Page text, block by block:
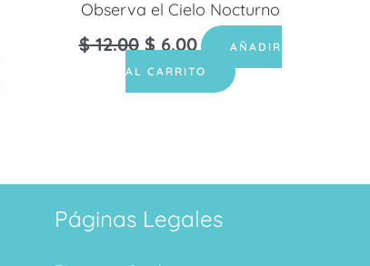
Observa el Cielo Nocturno
$12.00 $6.00
AÑADIR
AL CARRITO
Páginas Legales